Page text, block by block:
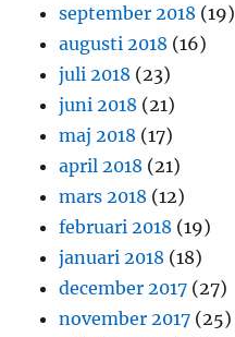
september 2018 (19)
augusti 2018 (16)
juli 2018 (23)
juni 2018 (21)
maj 2018 (17)
april 2018 (21)
mars 2018 (12)
februari 2018 (19)
januari 2018 (18)
december 2017 (27)
november 2017 (25)